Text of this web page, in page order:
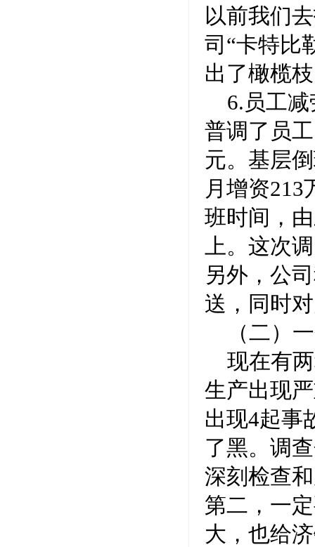
以前我们
司“卡特比
出了橄榄
6.员工
普调了员
元。基层
月增资213
班时间，
上。这次
另外，公
送，同时
（二）
现在有
生产出现
出现4起事
了黑。调
深刻检查
第二，一
大，也给